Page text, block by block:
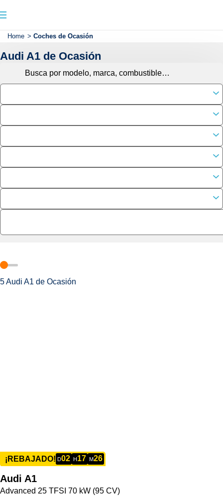
Home > Coches de Ocasión
Audi A1 de Ocasión
5Audi A1 de Ocasión
¡REBAJADO! D02 H 17 M26
Audi A1
Advanced 25 TFSI 70 kW (95 CV)